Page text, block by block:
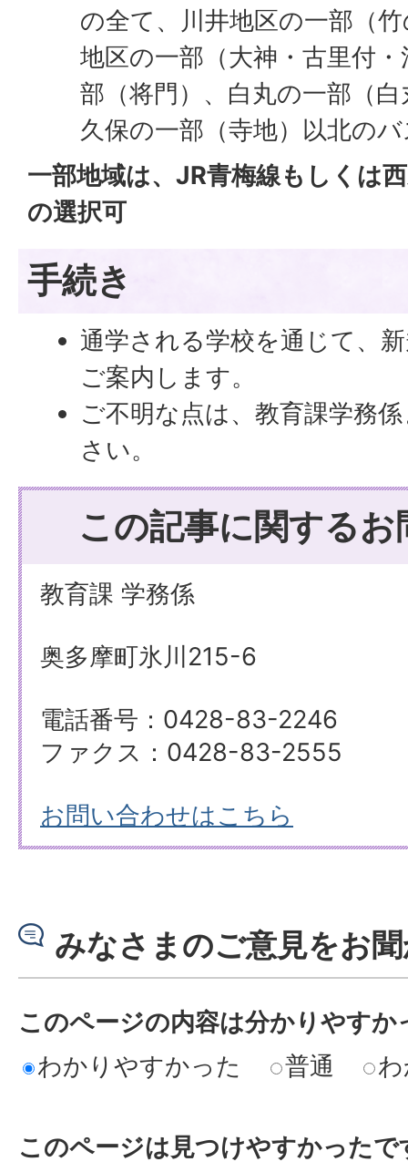
の全て、川井地区の一部（
地区の一部（大神・古里付
部（将門）、白丸の一部（
久保の一部（寺地）以北の
一部地域は、JR青梅線もしくは
の選択可
手続き
通学される学校を通じて、
ご案内します。
ご不明な点は、教育課学務
さい。
この記事に関する
教育課 学務係
奥多摩町氷川215-6
電話番号：0428-83-2246
ファクス：0428-83-2555
お問い合わせはこちら
みなさまのご意見をお
このページの内容は分かりやすか
わかりやすかった
普通
このページは見つけやすかったで